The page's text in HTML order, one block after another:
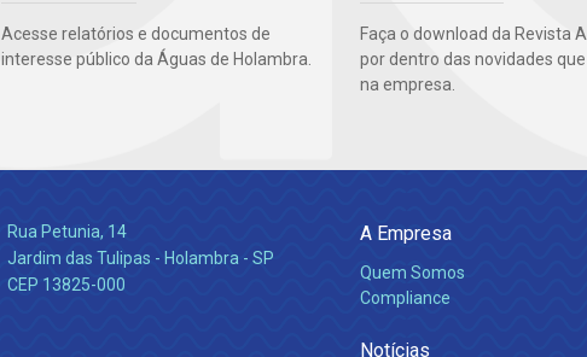
Acesse relatórios e documentos de
interesse público da Águas de Holambra.
Faça o download da Revista
por dentro das novidades
na empresa.
Rua Petunia, 14
Jardim das Tulipas - Holambra - SP
CEP 13825-000
A Empresa
Quem Somos
Compliance
Notícias